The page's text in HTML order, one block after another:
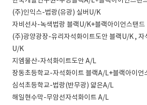
(주)인익스-법랑(유광) 실버U/K
자비선사-녹색법랑 블랙U/K+블랙아이언스탠드
(주)광양광장-유리자석화이트도안 블랙U/K , 자
U/K
지엠물산-자석화이트도안 A/L
장동초등학교-자석화이트 블랙A/L+블랙아이언
심석초등학교-법랑(반무광) 얇은A/L
해일현수막-무암선자석화이트 A/L